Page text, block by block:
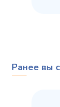
Ранее вы